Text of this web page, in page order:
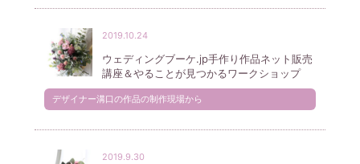
2019.10.24
ウェディングブーケ.jp手作り作品ネット販売
講座＆やることが見つかるワークショップ
デザイナー溝口の作品の制作現場から
2019.9.30